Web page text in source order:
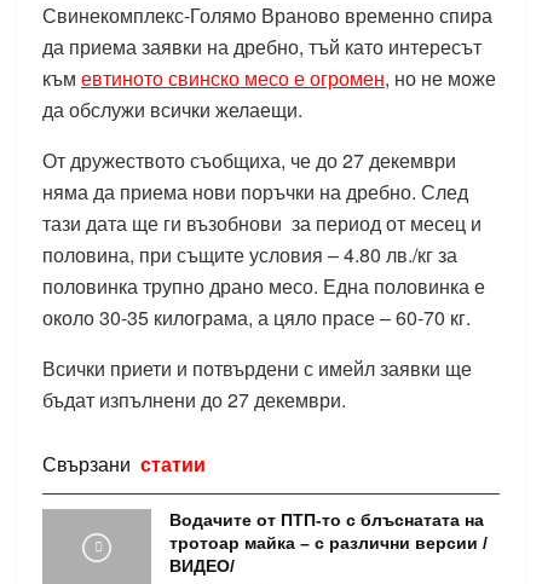
Свинекомплекс-Голямо Враново временно спира
да приема заявки на дребно, тъй като интересът
към евтиното свинско месо е огромен, но не може
да обслужи всички желаещи.
От дружеството съобщиха, че до 27 декември
няма да приема нови поръчки на дребно. След
тази дата ще ги възобнови за период от месец и
половина, при същите условия – 4.80 лв./кг за
половинка трупно драно месо. Една половинка е
около 30-35 килограма, а цяло прасе – 60-70 кг.
Всички приети и потвърдени с имейл заявки ще
бъдат изпълнени до 27 декември.
Свързани статии
Водачите от ПТП-то с блъснатата на
тротоар майка – с различни версии /
ВИДЕО/